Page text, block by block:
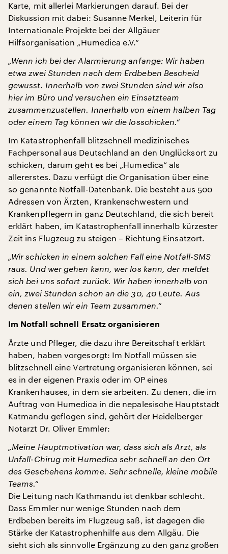
Karte, mit allerlei Markierungen darauf. Bei der
Diskussion mit dabei: Susanne Merkel, Leiterin für
Internationale Projekte bei der Allgäuer
Hilfsorganisation „Humedica e.V.“
„Wenn ich bei der Alarmierung anfange: Wir haben
etwa zwei Stunden nach dem Erdbeben Bescheid
gewusst. Innerhalb von zwei Stunden sind wir also
hier im Büro und versuchen ein Einsatzteam
zusammenzustellen. Innerhalb von einem halben Tag
oder einem Tag können wir die losschicken.“
Im Katastrophenfall blitzschnell medizinisches
Fachpersonal aus Deutschland an den Unglücksort zu
schicken, darum geht es bei „Humedica“ als
allererstes. Dazu verfügt die Organisation über eine
so genannte Notfall-Datenbank. Die besteht aus 500
Adressen von Ärzten, Krankenschwestern und
Krankenpflegern in ganz Deutschland, die sich bereit
erklärt haben, im Katastrophenfall innerhalb kürzester
Zeit ins Flugzeug zu steigen – Richtung Einsatzort.
„Wir schicken in einem solchen Fall eine Notfall-SMS
raus. Und wer gehen kann, wer los kann, der meldet
sich bei uns sofort zurück. Wir haben innerhalb von
ein, zwei Stunden schon an die 30, 40 Leute. Aus
denen stellen wir ein Team zusammen.“
Im Notfall schnell Ersatz organisieren
Ärzte und Pfleger, die dazu ihre Bereitschaft erklärt
haben, haben vorgesorgt: Im Notfall müssen sie
blitzschnell eine Vertretung organisieren können, sei
es in der eigenen Praxis oder im OP eines
Krankenhauses, in dem sie arbeiten. Zu denen, die im
Auftrag von Humedica in die nepalesische Hauptstadt
Katmandu geflogen sind, gehört der Heidelberger
Notarzt Dr. Oliver Emmler:
„Meine Hauptmotivation war, dass sich als Arzt, als
Unfall-Chirug mit Humedica sehr schnell an den Ort
des Geschehens komme. Sehr schnelle, kleine mobile
Teams.“
Die Leitung nach Kathmandu ist denkbar schlecht.
Dass Emmler nur wenige Stunden nach dem
Erdbeben bereits im Flugzeug saß, ist dagegen die
Stärke der Katastrophenhilfe aus dem Allgäu. Die
sieht sich als sinnvolle Ergänzung zu den ganz großen